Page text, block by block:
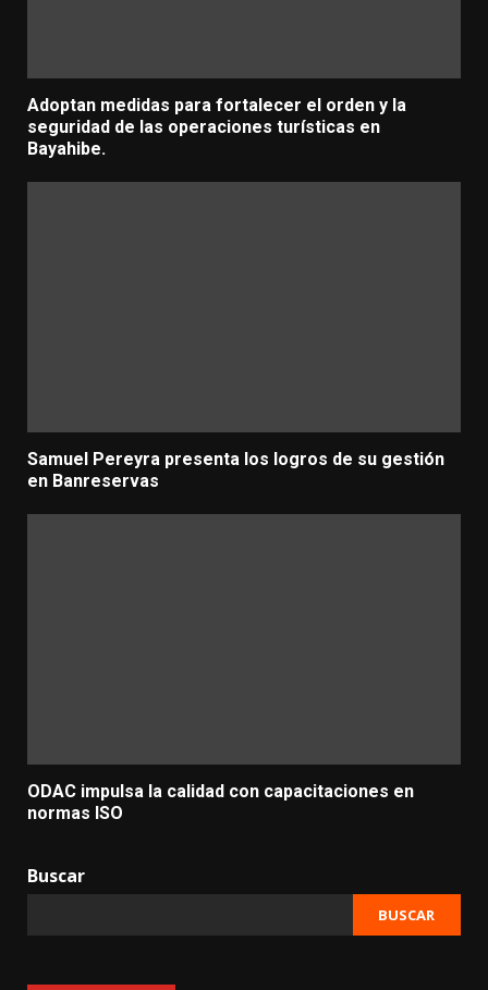
Adoptan medidas para fortalecer el orden y la
seguridad de las operaciones turísticas en
Bayahibe.
Samuel Pereyra presenta los logros de su gestión
en Banreservas
ODAC impulsa la calidad con capacitaciones en
normas ISO
Buscar
BUSCAR